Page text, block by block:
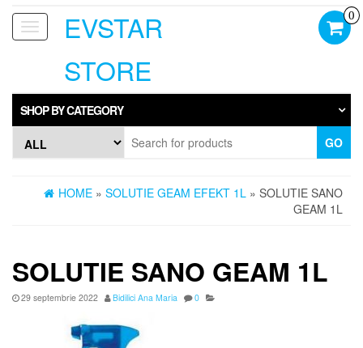
Toggle
navigationEVSTAR
STORE
0
SHOP BY CATEGORY
GO
HOME » SOLUTIE GEAM EFEKT 1L » SOLUTIE SANO
GEAM 1L
SOLUTIE SANO GEAM 1L
29 septembrie 2022 Bidilici Ana Maria 0